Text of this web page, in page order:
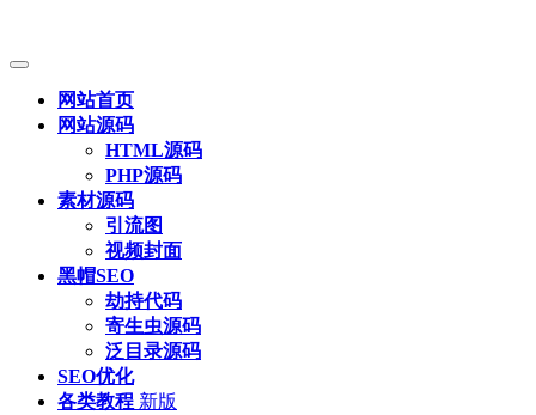
网站首页
网站源码
HTML源码
PHP源码
素材源码
引流图
视频封面
黑帽SEO
劫持代码
寄生虫源码
泛目录源码
SEO优化
各类教程 新版